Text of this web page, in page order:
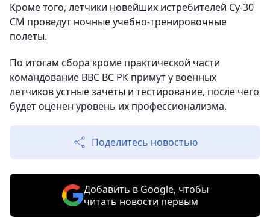
Кроме того, летчики новейших истребителей Су-30
СМ проведут ночные учебно-тренировочные
полеты.
По итогам сбора кроме практической части
командование ВВС ВС РК примут у военных
летчиков устные зачеты и тестирование, после чего
будет оценен уровень их профессионализма.
Поделитесь новостью
Добавить в Google, чтобы
читать новости первым